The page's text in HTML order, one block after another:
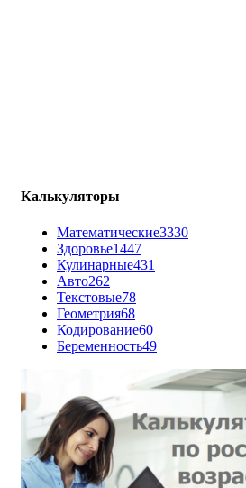
Калькуляторы
Математические3330
Здоровье1447
Кулинарные431
Авто262
Текстовые78
Геометрия68
Кодирование60
Беременность49